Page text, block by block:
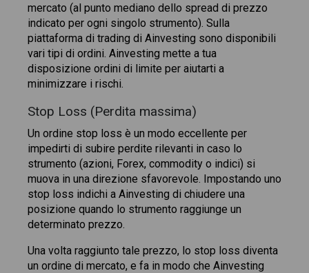
mercato (al punto mediano dello spread di prezzo
indicato per ogni singolo strumento). Sulla
piattaforma di trading di Ainvesting sono disponibili
vari tipi di ordini. Ainvesting mette a tua
disposizione ordini di limite per aiutarti a
minimizzare i rischi.
Stop Loss (Perdita massima)
Un ordine stop loss è un modo eccellente per
impedirti di subire perdite rilevanti in caso lo
strumento (azioni, Forex, commodity o indici) si
muova in una direzione sfavorevole. Impostando uno
stop loss indichi a Ainvesting di chiudere una
posizione quando lo strumento raggiunge un
determinato prezzo.
Una volta raggiunto tale prezzo, lo stop loss diventa
un ordine di mercato, e fa in modo che Ainvesting